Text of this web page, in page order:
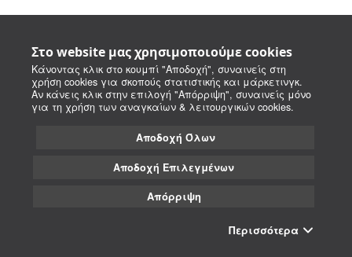
Στο website μας χρησιμοποιούμε cookies
Κάνοντας κλικ στο κουμπί "Αποδοχή", συναινείς στη
χρήση cookies για σκοπούς στατιστικής και μάρκετινγκ.
Αν κάνεις κλικ στην επιλογή "Απόρριψη", συναινείς μόνο
για τη χρήση των αναγκαίων & λειτουργικών cookies.
Αποδοχή Όλων
Αποδοχή Επιλεγμένων
Απόρριψη
Περισσότερα